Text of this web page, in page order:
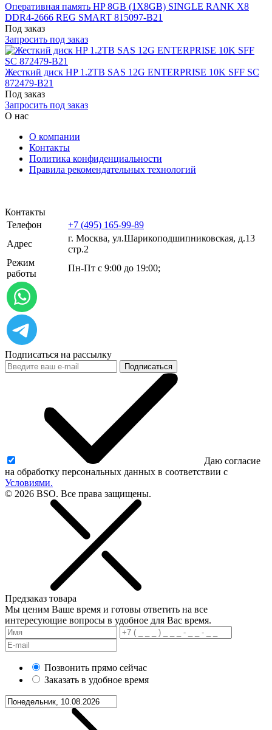
Оперативная память HP 8GB (1X8GB) SINGLE RANK X8
DDR4-2666 REG SMART 815097-B21
Под заказ
Запросить под заказ
Жесткий диск HP 1.2TB SAS 12G ENTERPRISE 10K SFF SC
872479-B21
Под заказ
Запросить под заказ
О нас
О компании
Контакты
Политика конфиденциальности
Правила рекомендательных технологий
Контакты
Телефон
+7 (495) 165-99-89
Адрес
г. Москва, ул.​​Шарикоподшипниковская, д.13
стр.2
Режим
работы
Пн-Пт с 9:00 до 19:00;
Подписаться на рассылку
Подписаться
Даю согласие
на обработку персональных данных в соответствии с
Условиями.
© 2026 BSO. Все права защищены.
Предзаказ товара
Мы ценим Ваше время и готовы ответить на все
интересующие вопросы в удобное для Вас время.
Позвонить прямо сейчас
Заказать в удобное время